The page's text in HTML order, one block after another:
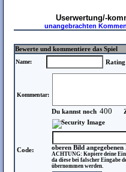
Userwertung/-
unangebrachten
Bewerte und kommentiere das Spiel
Name:
Kommentar:
Du kannst noch
Code:
oberen Bild angegebenen
ACHTUNG: Kopiere deine
da diese bei falscher Eingabe
übernommen werden.